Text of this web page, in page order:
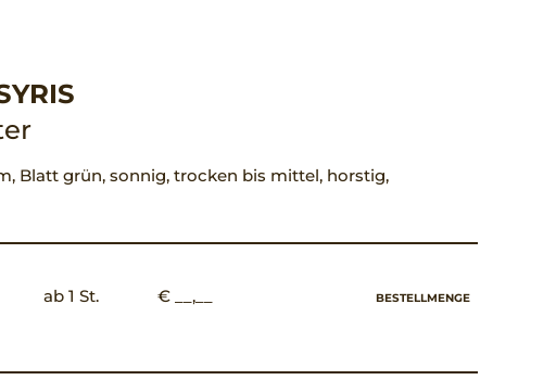
Blatt grün, sonnig, trocken bis mittel, horstig,
ab 1 St. € __,__ BESTELLMENGE